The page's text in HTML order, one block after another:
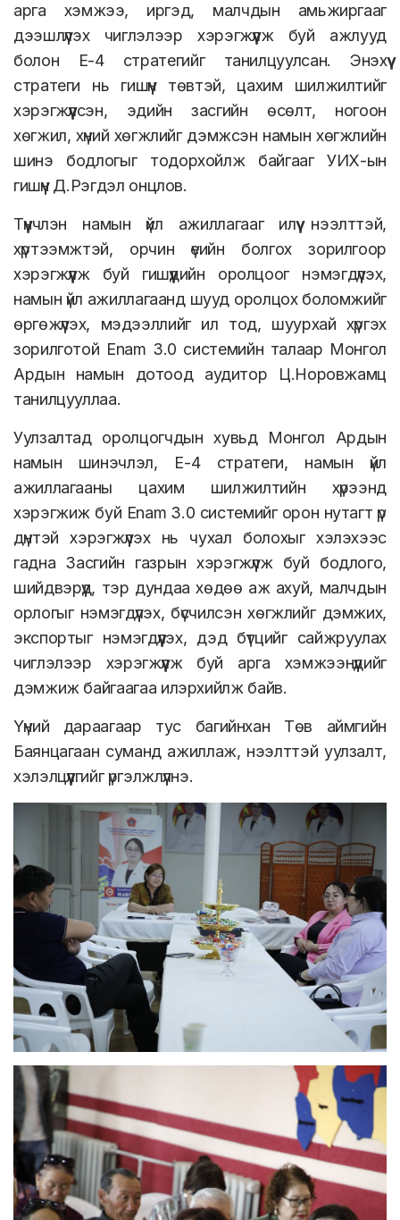
арга хэмжээ, иргэд, малчдын амьжиргааг
дээшлүүлэх чиглэлээр хэрэгжүүлж буй ажлууд
болон Е-4 стратегийг танилцуулсан. Энэхүү
стратеги нь гишүүн төвтэй, цахим шилжилтийг
хэрэгжүүлсэн, эдийн засгийн өсөлт, ногоон
хөгжил, хүний хөгжлийг дэмжсэн намын хөгжлийн
шинэ бодлогыг тодорхойлж байгааг УИХ-ын
гишүүн Д.Рэгдэл онцлов.
Түүнчлэн намын үйл ажиллагааг илүү нээлттэй,
хүртээмжтэй, орчин үеийн болгох зорилгоор
хэрэгжүүлж буй гишүүдийн оролцоог нэмэгдүүлэх,
намын үйл ажиллагаанд шууд оролцох боломжийг
өргөжүүлэх, мэдээллийг ил тод, шуурхай хүргэх
зорилготой Enam 3.0 системийн талаар Монгол
Ардын намын дотоод аудитор Ц.Норовжамц
танилцууллаа.
Уулзалтад оролцогчдын хувьд Монгол Ардын
намын шинэчлэл, Е-4 стратеги, намын үйл
ажиллагааны цахим шилжилтийн хүрээнд
хэрэгжиж буй Enam 3.0 системийг орон нутагт үр
дүнтэй хэрэгжүүлэх нь чухал болохыг хэлэхээс
гадна Засгийн газрын хэрэгжүүлж буй бодлого,
шийдвэрүүд, тэр дундаа хөдөө аж ахуй, малчдын
орлогыг нэмэгдүүлэх, бүсчилсэн хөгжлийг дэмжих,
экспортыг нэмэгдүүлэх, дэд бүтцийг сайжруулах
чиглэлээр хэрэгжүүлж буй арга хэмжээнүүдийг
дэмжиж байгаагаа илэрхийлж байв.
Үүний дараагаар тус багийнхан Төв аймгийн
Баянцагаан суманд ажиллаж, нээлттэй уулзалт,
хэлэлцүүлгийг үргэлжлүүлнэ.